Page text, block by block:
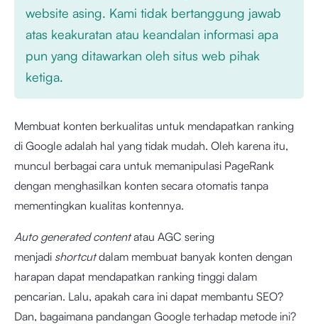
website asing. Kami tidak bertanggung jawab
atas keakuratan atau keandalan informasi apa
pun yang ditawarkan oleh situs web pihak
ketiga.
Membuat konten berkualitas untuk mendapatkan ranking
di Google adalah hal yang tidak mudah. Oleh karena itu,
muncul berbagai cara untuk memanipulasi PageRank
dengan menghasilkan konten secara otomatis tanpa
mementingkan kualitas kontennya.
Auto generated contentatau AGC sering
menjadi shortcutdalam membuat banyak konten dengan
harapan dapat mendapatkan ranking tinggi dalam
pencarian. Lalu, apakah cara ini dapat membantu SEO?
Dan, bagaimana pandangan Google terhadap metode ini?